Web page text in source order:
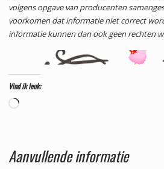
volgens opgave van producenten
voorkomen dat informatie niet correct
informatie kunnen dan ook geen rechten
Vind ik leuk:
Aan
Aanvullende informatie